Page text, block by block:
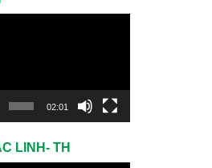
02:01
LINH- TH